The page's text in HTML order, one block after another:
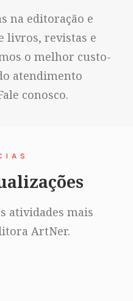
na editoração e
livros, revistas e
o melhor custo-
atendimento
conosco.
atividades mais
ArtNer.